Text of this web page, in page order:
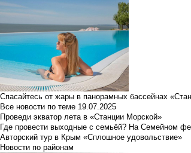
Спасайтесь от жары в панорамных бассейнах
Все новости по теме 19.07.2025
Проведи экватор лета в «Станции Морской»
Где провести выходные с семьёй? На Семейном
Авторский тур в Крым «Сплошное удовольствие»
Новости по районам